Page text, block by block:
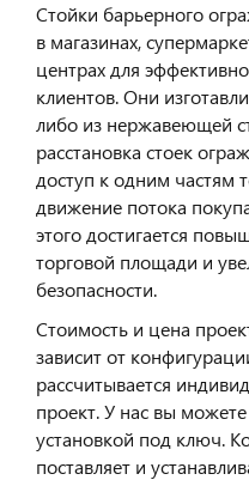
Стойки барьерного
в магазинах,
центрах для
клиентов. Они
либо из нержавеющей
расстановка стоек
доступ к одним частям
движение потока
этого достигается
торговой площади и
безопасности.
Стоимость и цена
зависит от
рассчитывается
проект. У нас вы
установкой под ключ.
поставляет и